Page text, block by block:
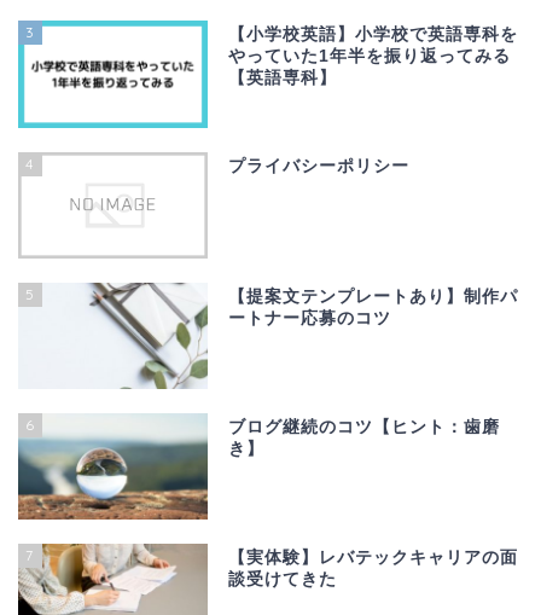
3
【小学校英語】小学校で英語専科を
やっていた1年半を振り返ってみる
【英語専科】
4 プライバシーポリシー
5
【提案文テンプレートあり】制作パ
ートナー応募のコツ
6
ブログ継続のコツ【ヒント：歯磨
き】
7
【実体験】レバテックキャリアの面
談受けてきた